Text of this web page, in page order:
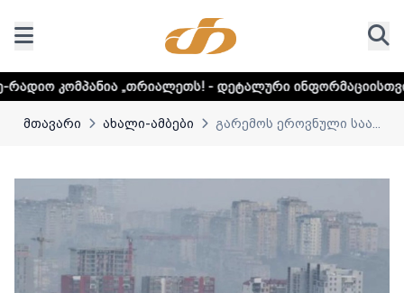
„თრიალეთს! - დეტალური ინფორმაციისთვის დააკლიკეთ
მთავარი ახალი-ამბები გარემოს ეროვნული საა...